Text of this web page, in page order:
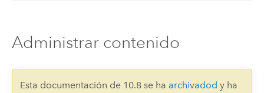
Administrar contenido
Esta documentación de 10.8 se ha archivadod y ha